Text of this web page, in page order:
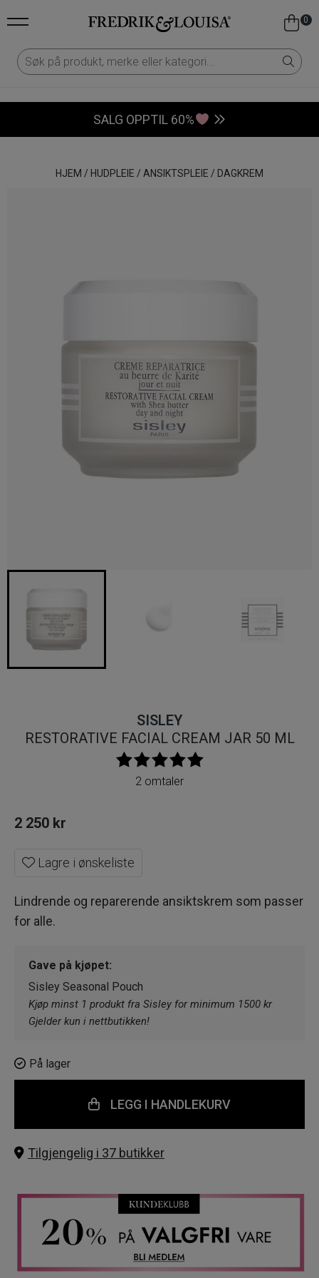
0
SALG OPPTIL 60%
HJEM / HUDPLEIE / ANSIKTSPLEIE / DAGKREM
SISLEY
RESTORATIVE FACIAL CREAM JAR 50 ML
2 omtaler
2 250 kr
Lagre i ønskeliste
Lindrende og reparerende ansiktskrem som passer
for alle.
Gave på kjøpet:
Sisley Seasonal Pouch
Kjøp minst 1 produkt fra Sisley for minimum 1500 kr
Gjelder kun i nettbutikken!
På lager
LEGG I HANDLEKURV
Tilgjengelig i 37 butikker